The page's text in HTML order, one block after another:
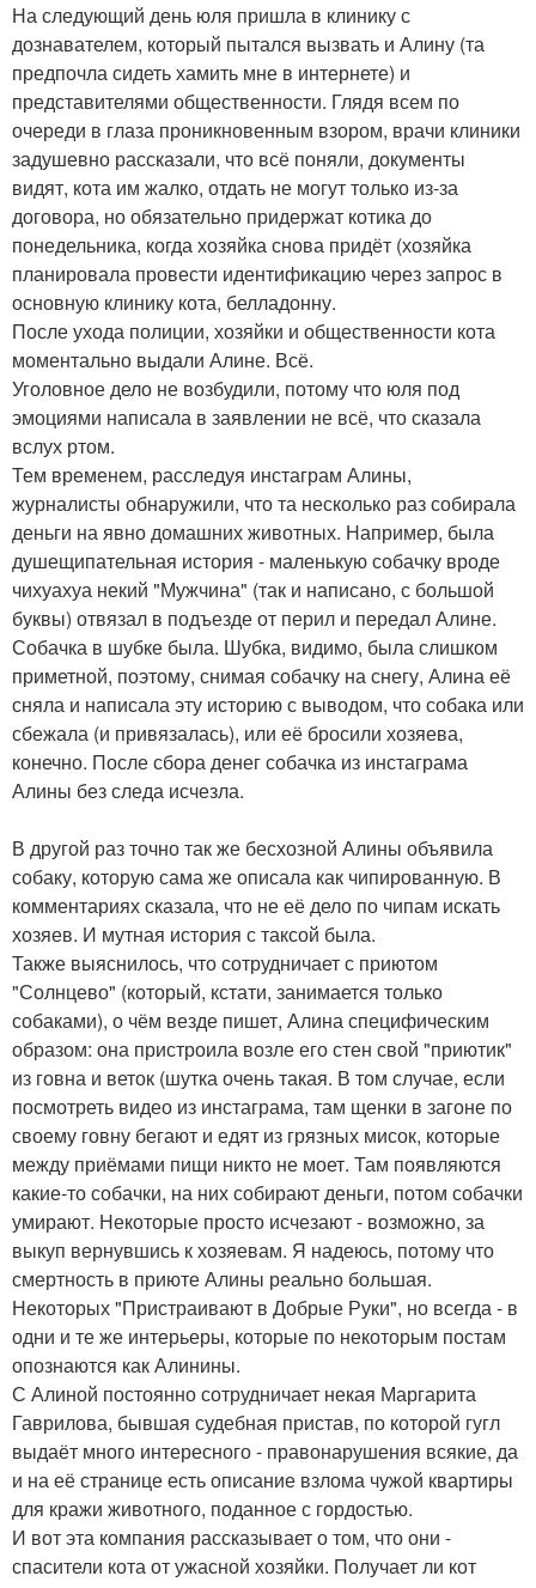
На следующий день юля пришла в клинику с
дознавателем, который пытался вызвать и Алину (та
предпочла сидеть хамить мне в интернете) и
представителями общественности. Глядя всем по
очереди в глаза проникновенным взором, врачи клиники
задушевно рассказали, что всё поняли, документы
видят, кота им жалко, отдать не могут только из-за
договора, но обязательно придержат котика до
понедельника, когда хозяйка снова придёт (хозяйка
планировала провести идентификацию через запрос в
основную клинику кота, белладонну.
После ухода полиции, хозяйки и общественности кота
моментально выдали Алине. Всё.
Уголовное дело не возбудили, потому что юля под
эмоциями написала в заявлении не всё, что сказала
вслух ртом.
Тем временем, расследуя инстаграм Алины,
журналисты обнаружили, что та несколько раз собирала
деньги на явно домашних животных. Например, была
душещипательная история - маленькую собачку вроде
чихуахуа некий "Мужчина" (так и написано, с большой
буквы) отвязал в подъезде от перил и передал Алине.
Собачка в шубке была. Шубка, видимо, была слишком
приметной, поэтому, снимая собачку на снегу, Алина её
сняла и написала эту историю с выводом, что собака или
сбежала (и привязалась), или её бросили хозяева,
конечно. После сбора денег собачка из инстаграма
Алины без следа исчезла.
В другой раз точно так же бесхозной Алины объявила
собаку, которую сама же описала как чипированную. В
комментариях сказала, что не её дело по чипам искать
хозяев. И мутная история с таксой была.
Также выяснилось, что сотрудничает с приютом
"Солнцево" (который, кстати, занимается только
собаками), о чём везде пишет, Алина специфическим
образом: она пристроила возле его стен свой "приютик"
из говна и веток (шутка очень такая. В том случае, если
посмотреть видео из инстаграма, там щенки в загоне по
своему говну бегают и едят из грязных мисок, которые
между приёмами пищи никто не моет. Там появляются
какие-то собачки, на них собирают деньги, потом собачки
умирают. Некоторые просто исчезают - возможно, за
выкуп вернувшись к хозяевам. Я надеюсь, потому что
смертность в приюте Алины реально большая.
Некоторых "Пристраивают в Добрые Руки", но всегда - в
одни и те же интерьеры, которые по некоторым постам
опознаются как Алинины.
С Алиной постоянно сотрудничает некая Маргарита
Гаврилова, бывшая судебная пристав, по которой гугл
выдаёт много интересного - правонарушения всякие, да
и на её странице есть описание взлома чужой квартиры
для кражи животного, поданное с гордостью.
И вот эта компания рассказывает о том, что они -
спасители кота от ужасной хозяйки. Получает ли кот